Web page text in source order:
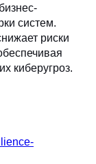
систем.
риски
киберугроз.